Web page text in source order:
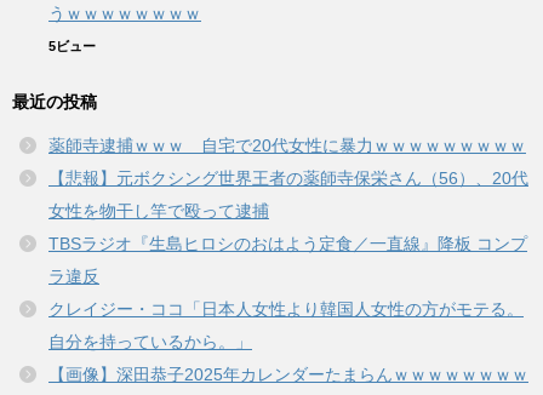
うｗｗｗｗｗｗｗｗ
5ビュー
最近の投稿
薬師寺逮捕ｗｗｗ 自宅で20代女性に暴力ｗｗｗｗｗｗｗｗｗ
【悲報】元ボクシング世界王者の薬師寺保栄さん（56）、20代
女性を物干し竿で殴って逮捕
TBSラジオ『生島ヒロシのおはよう定食／一直線』降板 コンプ
ラ違反
クレイジー・ココ「日本人女性より韓国人女性の方がモテる。
自分を持っているから。」
【画像】深田恭子2025年カレンダーたまらんｗｗｗｗｗｗｗｗ